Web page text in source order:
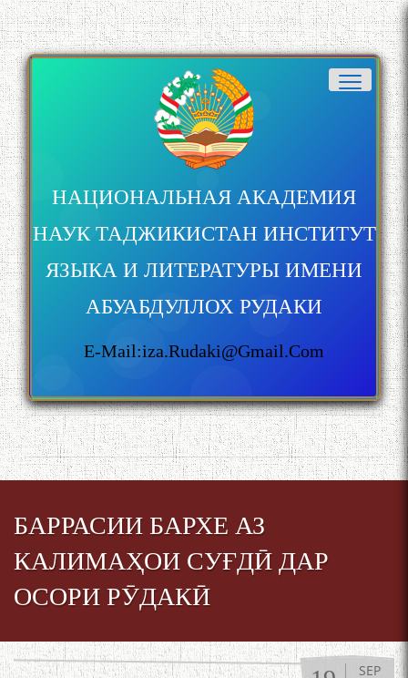
НАЦИОНАЛЬНАЯ АКАДЕМИЯ
НАУК ТАДЖИКИСТАН ИНСТИТУТ
ЯЗЫКА И ЛИТЕРАТУРЫ ИМЕНИ
АБУАБДУЛЛОХ РУДАКИ
E-Mail:iza.rudaki@gmail.com
БАРРАСИИ БАРХЕ АЗ
КАЛИМАҲОИ СУҒДӢ ДАР
ОСОРИ РӮДАКӢ
SEP